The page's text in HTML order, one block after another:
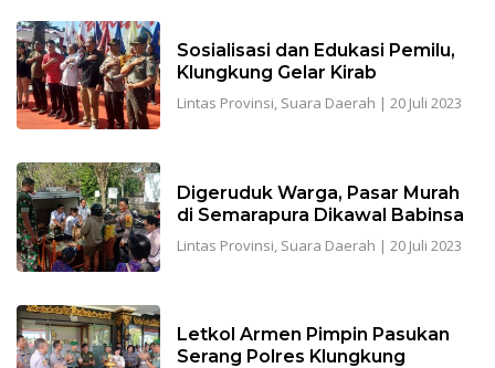
Sosialisasi dan Edukasi Pemilu,
Klungkung Gelar Kirab
Lintas Provinsi, Suara Daerah | 20 Juli 2023
Digeruduk Warga, Pasar Murah
di Semarapura Dikawal Babinsa
Lintas Provinsi, Suara Daerah | 20 Juli 2023
Letkol Armen Pimpin Pasukan
Serang Polres Klungkung